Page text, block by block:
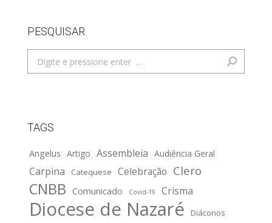
PESQUISAR
Search:
TAGS
Angelus Artigo Assembleia Audiência Geral
Carpina Catequese Celebração Clero
CNBB Comunicado Covid-19 Crisma
Diocese de Nazaré
Diáconos